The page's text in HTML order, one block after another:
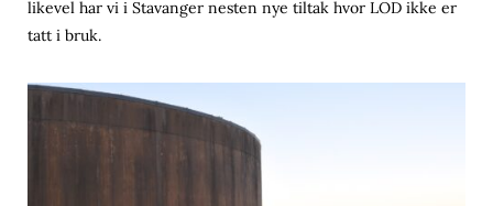
likevel har vi i Stavanger nesten nye tiltak hvor LOD ikke er
tatt i bruk.